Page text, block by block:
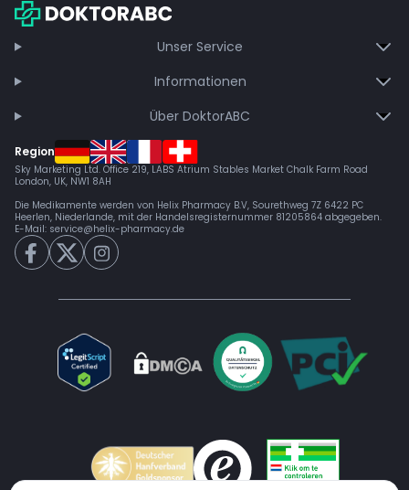
Unser Service
Informationen
Über DoktorABC
Region
Sky Marketing Ltd. Office 219, LABS Atrium Stables Market Chalk Farm Road
London, UK, NW1 8AH
Die Medikamente werden von Helix Pharmacy B.V, Sourethweg 7Z 6422 PC
Heerlen, Niederlande, mit der Handelsregisternummer 81205864 abgegeben.
E-Mail: service@helix-pharmacy.de